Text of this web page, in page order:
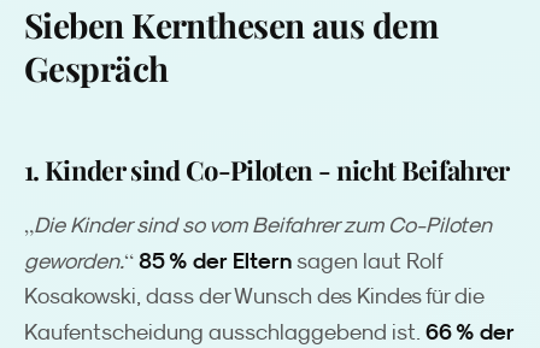
Sieben Kernthesen aus dem
Gespräch
1. Kinder sind Co-Piloten - nicht Beifahrer
„Die Kinder sind so vom Beifahrer zum Co-Piloten
geworden.“85 % der Eltern sagen laut Rolf
Kosakowski, dass der Wunsch des Kindes für die
Kaufentscheidung ausschlaggebend ist. 66 % der